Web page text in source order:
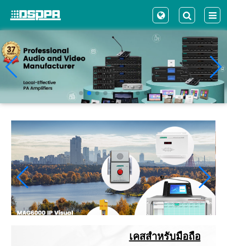
เคสสำหรับมือถือ